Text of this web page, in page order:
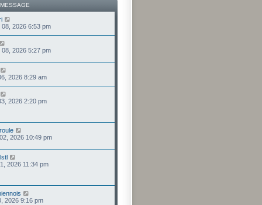
2026 6:53 pm
2026 5:27 pm
2026 8:29 am
2026 2:20 pm
2026 10:49 pm
2026 11:34 pm
2026 9:16 pm